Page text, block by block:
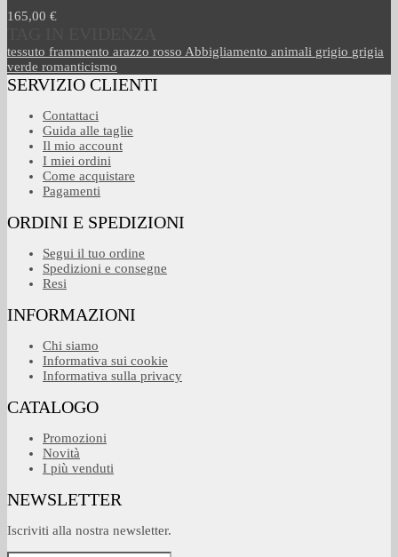
165,00 €
tessuto frammento arazzo rosso Abbigliamento animali grigio grigia
verde romanticismo
SERVIZIO CLIENTI
Contattaci
Guida alle taglie
Il mio account
I miei ordini
Come acquistare
Pagamenti
ORDINI E SPEDIZIONI
Segui il tuo ordine
Spedizioni e consegne
Resi
INFORMAZIONI
Chi siamo
Informativa sui cookie
Informativa sulla privacy
CATALOGO
Promozioni
Novità
I più venduti
NEWSLETTER
Iscriviti alla nostra newsletter.